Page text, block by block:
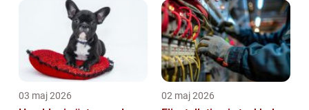
03 maj 2026 02 maj 2026